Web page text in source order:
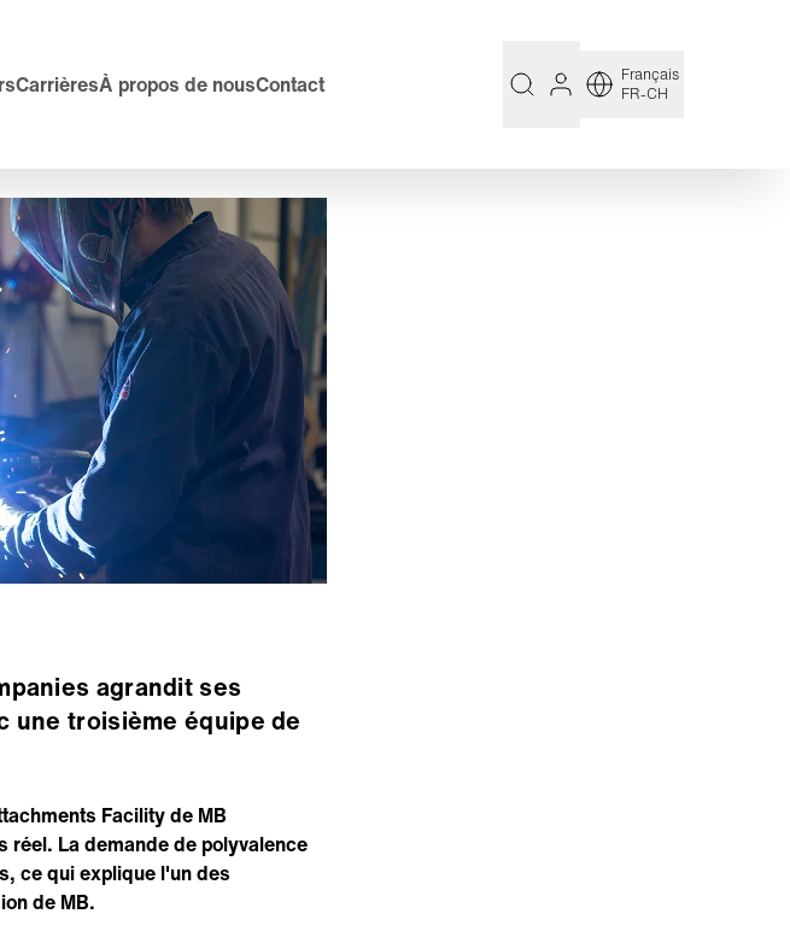
CarrièresÀ propos de nousContact
Français
FR-CH
agrandit ses
une troisième équipe de
Facility de MB
réel. La demande de polyvalence
ce qui explique l'un des
de MB.